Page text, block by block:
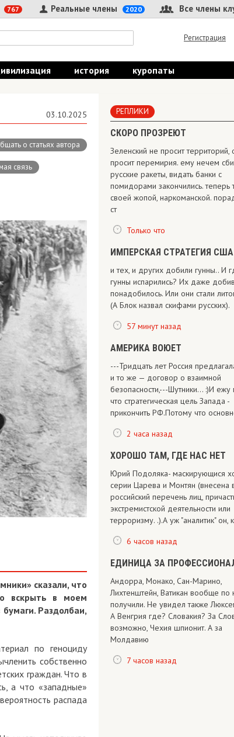
767 Все члены
Реальные члены 2020
Регистрация
история куропаты
03.10.2025
о статьях автора
связь
сказали, что
вскрыть в моем
Раздолбаи,
по геноциду
собственно
граждан. Что в
а что «западные»
распада
РЕПЛИКИ
СКОРО ПРОЗРЕЮТ
Зеленский не просит территорий,
просит перемирия. ему нечем
русские ракеты, видать банки с
помидорами закончились. теперь
своей жопой, наркоманской.
ст
Только что
ИМПЕРСКАЯ СТРАТЕГИЯ США
и тех, и других добили гунны.. И
гунны испарились? Их даже
понадобилось. Или они стали
(А Блок назвал скифами русских).
57 минут назад
АМЕРИКА ВОЮЕТ
---Тридцать лет Россия
и то же — договор о взаимной
безопасности,---Шутники... :)И ежу
что стратегическая цель Запада -
прикончить РФ.Потому что
2 часа назад
ХОРОШО ТАМ, ГДЕ НАС НЕТ
Юрий Подоляка- маскирующися
серии Царева и Монтян (внесена
российский перечень лиц,
экстремистской деятельности или
терроризму. .).А уж "аналитик" он,
6 часов назад
ЕДИНИЦА ЗА
Андорра, Монако, Сан-Марино,
Лихтенштейн, Ватикан вообще по
получили. Не увидел также
А Венгрия где? Словакия? За
возможно, Чехия шпионит. А за
Молдавию
7 часов назад